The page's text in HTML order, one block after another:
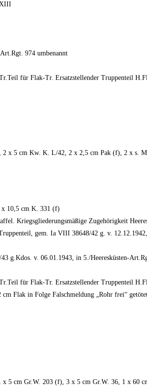
974 umbenannt
für Flak-Tr. Ersatzstellender Truppenteil
x 5 cm Kw. K. L/42, 2 x 2,5 cm Pak (f), 2 x
x 10,5 cm K. 331 (f)
Kriegsgliederungsmäßige Zugehörigkeit
gem. Ia VIII 38648/42 g. v.
g.Kdos. v. 06.01.1943, in 5./Heeresküsten-
für Flak-Tr. Ersatzstellender Truppenteil
Flak in Folge Falschmeldung „Rohr frei“
5 cm Gr.W. 203 (f), 3 x 5 cm Gr.W. 36, 1 x 60